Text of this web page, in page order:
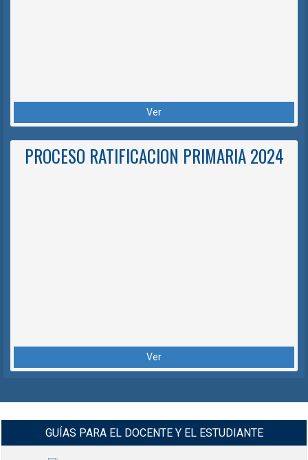
Ver
PROCESO RATIFICACION PRIMARIA 2024
Ver
GUÍAS PARA EL DOCENTE Y EL ESTUDIANTE